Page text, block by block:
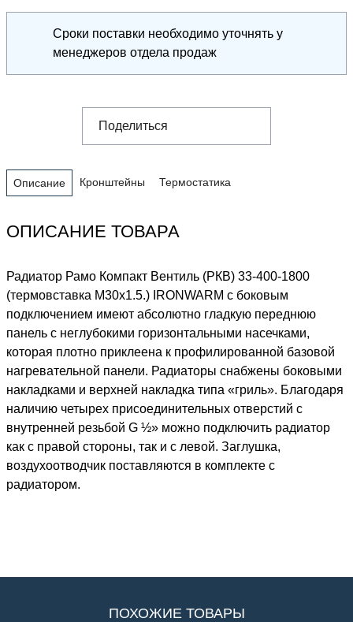
Сроки поставки необходимо уточнять у
менеджеров отдела продаж
Поделиться
Описание Кронштейны Термостатика
ОПИСАНИЕ ТОВАРА
Радиатор Рамо Компакт Вентиль (РКВ) 33-400-1800
(термовставка М30х1.5.) IRONWARM с боковым
подключением имеют абсолютно гладкую переднюю
панель с неглубокими горизонтальными насечками,
которая плотно приклеена к профилированной базовой
нагревательной панели. Радиаторы снабжены боковыми
накладками и верхней накладка типа «гриль». Благодаря
наличию четырех присоединительных отверстий с
внутренней резьбой G ½» можно подключить радиатор
как с правой стороны, так и с левой. Заглушка,
воздухоотводчик поставляются в комплекте с
радиатором.
ПОХОЖИЕ ТОВАРЫ